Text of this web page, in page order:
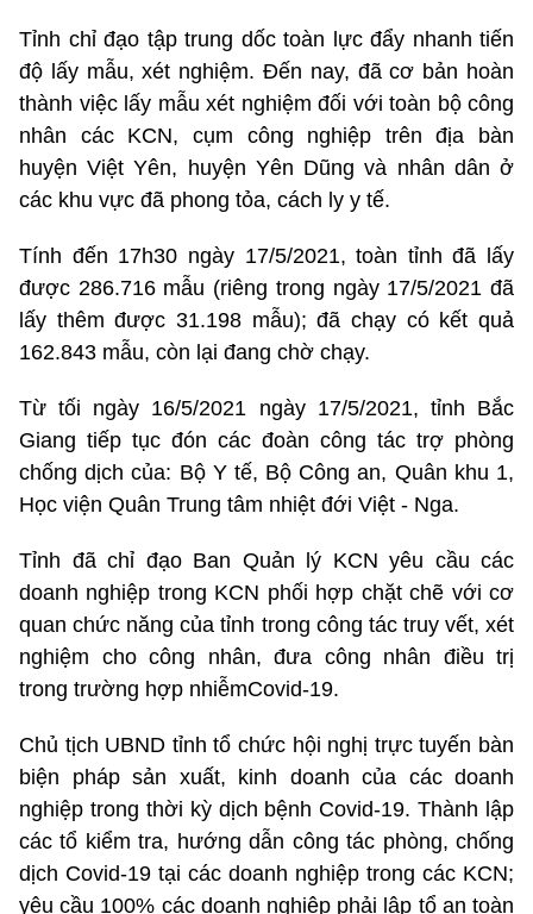
Tỉnh chỉ đạo tập trung dốc toàn lực đẩy nhanh tiến
độ lấy mẫu, xét nghiệm. Đến nay, đã cơ bản hoàn
thành việc lấy mẫu xét nghiệm đối với toàn bộ công
nhân các KCN, cụm công nghiệp trên địa bàn
huyện Việt Yên, huyện Yên Dũng và nhân dân ở
các khu vực đã phong tỏa, cách ly y tế.
Tính đến 17h30 ngày 17/5/2021, toàn tỉnh đã lấy
được 286.716 mẫu (riêng trong ngày 17/5/2021 đã
lấy thêm được 31.198 mẫu); đã chạy có kết quả
162.843 mẫu, còn lại đang chờ chạy.
Từ tối ngày 16/5/2021 ngày 17/5/2021, tỉnh Bắc
Giang tiếp tục đón các đoàn công tác trợ phòng
chống dịch của: Bộ Y tế, Bộ Công an, Quân khu 1,
Học viện Quân Trung tâm nhiệt đới Việt - Nga.
Tỉnh đã chỉ đạo Ban Quản lý KCN yêu cầu các
doanh nghiệp trong KCN phối hợp chặt chẽ với cơ
quan chức năng của tỉnh trong công tác truy vết, xét
nghiệm cho công nhân, đưa công nhân điều trị
trong trường hợp nhiễmCovid-19.
Chủ tịch UBND tỉnh tổ chức hội nghị trực tuyến bàn
biện pháp sản xuất, kinh doanh của các doanh
nghiệp trong thời kỳ dịch bệnh Covid-19. Thành lập
các tổ kiểm tra, hướng dẫn công tác phòng, chống
dịch Covid-19 tại các doanh nghiệp trong các KCN;
yêu cầu 100% các doanh nghiệp phải lập tổ an toàn